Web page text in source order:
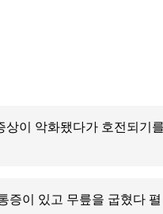
상이 악화됐다가 호전되기
증이 있고 무릎을 굽혔다